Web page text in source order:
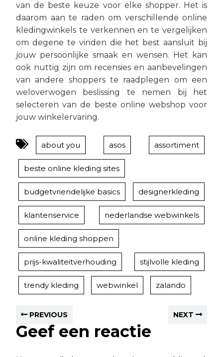
van de beste keuze voor elke shopper. Het is
daarom aan te raden om verschillende online
kledingwinkels te verkennen en te vergelijken
om degene te vinden die het best aansluit bij
jouw persoonlijke smaak en wensen. Het kan
ook nuttig zijn om recensies en aanbevelingen
van andere shoppers te raadplegen om een
weloverwogen beslissing te nemen bij het
selecteren van de beste online webshop voor
jouw winkelervaring.
about you asos assortiment
beste online kleding sites
budgetvriendelijke basics designerkleding
klantenservice nederlandse webwinkels
online kleding shoppen
prijs-kwaliteitverhouding stijlvolle kleding
trendy kleding webwinkel zalando
PREVIOUS NEXT
Geef een reactie